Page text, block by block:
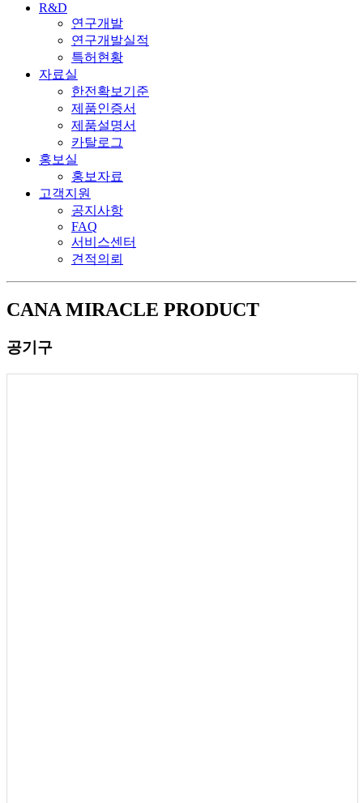
R&D
연구개발
연구개발실적
특허현황
자료실
한전확보기준
제품인증서
제품설명서
카탈로그
홍보실
홍보자료
고객지원
공지사항
FAQ
서비스센터
견적의뢰
CANA MIRACLE PRODUCT
공기구